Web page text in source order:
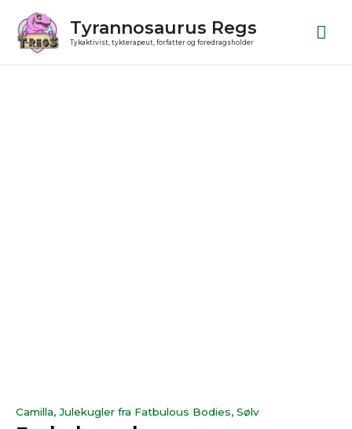
indholdet
Tyrannosaurus Regs
Tykaktivist, tykterapeut, forfatter og foredragsholder
Camilla, Julekugler fra Fatbulous Bodies, Sølv